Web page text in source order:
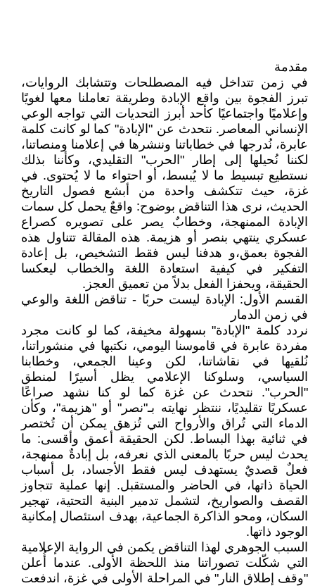
مقدمة
في زمن تتداخل فيه المصطلحات وتتشابك الروايات،
تبرز الفجوة بين واقع الإبادة وطريقة تعاملنا معها لغويًا
وإعلاميًا واجتماعيًا كأحد أبرز التحديات التي تواجه الوعي
الإنساني المعاصر. نتحدث عن "الإبادة" كما لو كانت كلمة
عابرة، نُدرجها في خطاباتنا وننشرها في إعلامنا ومنصاتنا،
لكننا نُحيلها إلى إطار "الحرب" التقليدي، وكأننا بذلك
نستطيع تبسيط ما لا يُبسط، أو احتواء ما لا يُحتوى. في
غزة، حيث تتكشف واحدة من أبشع فصول التاريخ
الحديث، نرى هذا التناقض بوضوح: واقعٌ يحمل كل سمات
الإبادة الممنهجة، وخطابٌ يصر على تصويره كصراع
عسكري ينتهي بنصر أو هزيمة. هذه المقالة تتناول هذه
الفجوة بعمق،و هدفنا ليس فقط التشخيص، بل إعادة
التفكير في كيفية استعادة اللغة والخطاب ليعكسا
الحقيقة، ويحفزا الفعل بدلاً من تعميق العجز.
القسم الأول: الإبادة ليست حربًا - تناقض اللغة والوعي
في زمن الدمار
نردد كلمة "الإبادة" بسهولة مخيفة، كما لو كانت مجرد
مفردة عابرة في قاموسنا اليومي، نكتبها في منشوراتنا،
نُلقيها في نقاشاتنا، لكن وعينا الجمعي، وخطابنا
السياسي، وسلوكنا الإعلامي يظل أسيرًا لمنطق
"الحرب". نتحدث عن غزة كما لو كنا نشهد صراعًا
عسكريًا تقليديًا، ننتظر نهايته بـ"نصر" أو "هزيمة"، وكأن
الدماء التي تُراق والأرواح التي تُزهق يمكن أن تُختصر
في ثنائية بهذا البساط. لكن الحقيقة أعمق وأقسى: ما
يحدث ليس حربًا بالمعنى الذي نعرفه، بل إبادةٌ ممنهجة،
فعلٌ قصديٌ يستهدف ليس فقط الأجساد، بل أسباب
الحياة ذاتها، في الحاضر والمستقبل. إنها عملية تتجاوز
القصف والصواريخ، لتشمل تدمير البنية التحتية، تهجير
السكان، ومحو الذاكرة الجماعية، بهدف استئصال إمكانية
الوجود ذاتها.
السبب الجوهري لهذا التناقض يكمن في الرواية الإعلامية
التي شكّلت تصوراتنا منذ اللحظة الأولى. عندما أُعلن
"وقف إطلاق النار" في المراحلة الأولى في غزة، اندفعت